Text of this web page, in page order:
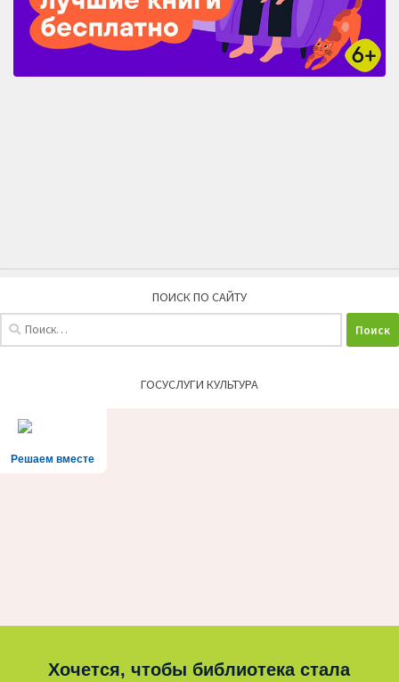
ПОИСК ПО САЙТУ
ГОСУСЛУГИ КУЛЬТУРА
Решаем вместе
Хочется, чтобы библиотека стала